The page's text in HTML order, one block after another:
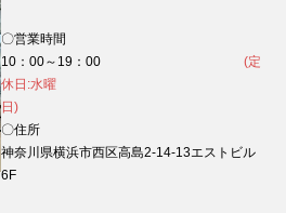
〇営業時間
10：00～19：00 (定
休日:水曜
日)
〇住所
神奈川県横浜市西区高島2-14-13エストビル
6F